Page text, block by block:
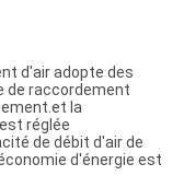
d'air adopte des
de raccordement
la
réglée
de débit d'air de
d'énergie est